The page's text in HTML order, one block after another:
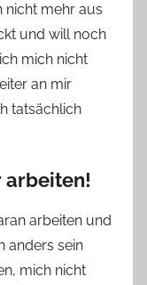
nicht mehr aus
und will noch
mich nicht
an mir
tatsächlich
arbeiten!
arbeiten und
anders sein
mich nicht